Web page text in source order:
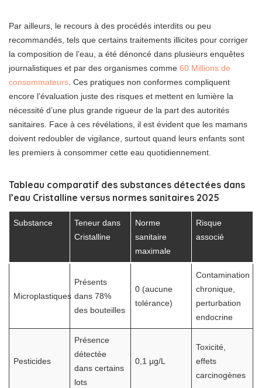
Par ailleurs, le recours à des procédés interdits ou peu
recommandés, tels que certains traitements illicites pour corriger
la composition de l’eau, a été dénoncé dans plusieurs enquêtes
journalistiques et par des organismes comme 60 Millions de
consommateurs. Ces pratiques non conformes compliquent
encore l’évaluation juste des risques et mettent en lumière la
nécessité d’une plus grande rigueur de la part des autorités
sanitaires. Face à ces révélations, il est évident que les mamans
doivent redoubler de vigilance, surtout quand leurs enfants sont
les premiers à consommer cette eau quotidiennement.
Tableau comparatif des substances détectées dans
l’eau Cristalline versus normes sanitaires 2025
Substance
Teneur dans
Cristalline
Norme
sanitaire
maximale
Risque
associé
Microplastiques
Présents
dans 78%
des bouteilles
0 (aucune
tolérance)
Contamination
chronique,
perturbation
endocrine
Pesticides
Présence
détectée
dans certains
lots
0,1 µg/L
Toxicité,
effets
carcinogènes